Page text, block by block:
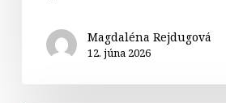
Magdaléna Rejdugová
12. júna 2026